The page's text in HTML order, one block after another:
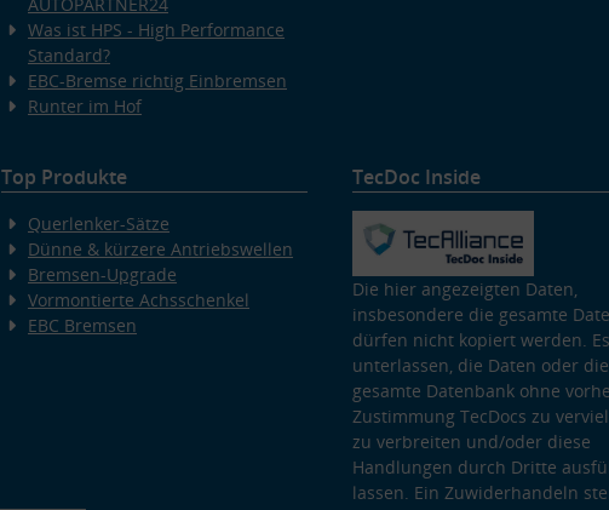
Was ist HPS - High Performance
Standard?
EBC-Bremse richtig Einbremsen
Runter im Hof
Top Produkte
Querlenker-Sätze
Dünne & kürzere Antriebswellen
Bremsen-Upgrade
Vormontierte Achsschenkel
EBC Bremsen
TecDoc Inside
Die hier angezeigten Daten,
insbesondere die gesamte
dürfen nicht kopiert werden.
unterlassen, die Daten oder die
gesamte Datenbank ohne
Zustimmung TecDocs zu
zu verbreiten und/oder diese
Handlungen durch Dritte
lassen. Ein Zuwiderhandeln